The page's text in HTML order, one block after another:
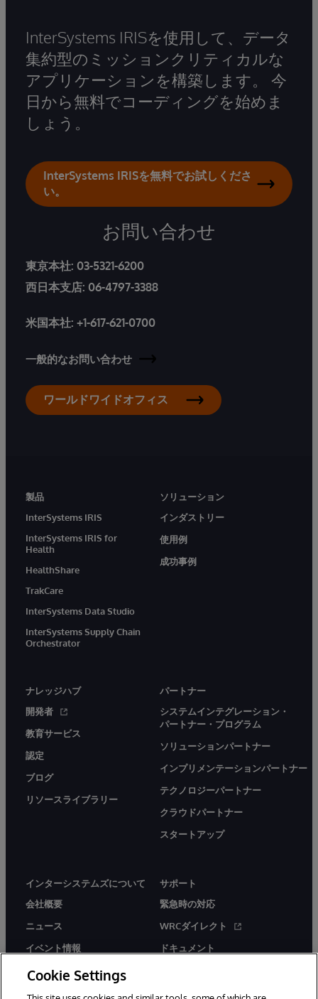
InterSystems IRISを使用して、データ
集約型のミッションクリティカルな
アプリケーションを構築します。 今
日から無料でコーディングを始めま
しょう。
InterSystems IRISを無料でお試しくださ
い。
お問い合わせ
東京本社: 03-5321-6200
西日本支店: 06-4797-3388
米国本社: +1-617-621-0700
一般的なお問い合わせ
ワールドワイドオフィス
製品
InterSystems IRIS
InterSystems IRIS for
Health
HealthShare
TrakCare
InterSystems Data Studio
InterSystems Supply Chain
Orchestrator
ソリューション
インダストリー
使用例
成功事例
ナレッジハブ
開発者
教育サービス
認定
ブログ
リソースライブラリー
パートナー
システムインテグレーション・
パートナー・プログラム
ソリューションパートナー
インプリメンテーションパートナー
テクノロジーパートナー
クラウドパートナー
スタートアップ
インターシステムズについて
会社概要
ニュース
イベント情報
採用情報
サポート
緊急時の対応
WRCダイレクト
ドキュメント
Cookie Settings